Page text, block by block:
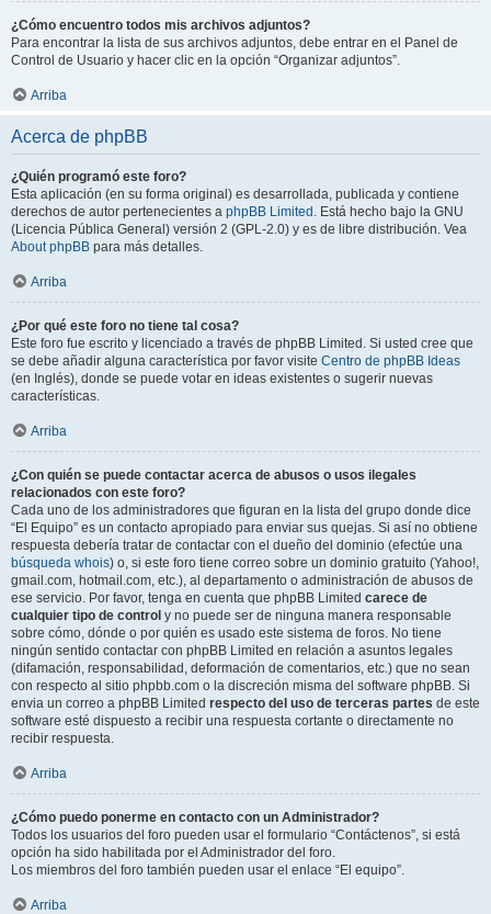
¿Cómo encuentro todos mis archivos adjuntos?
Para encontrar la lista de sus archivos adjuntos, debe entrar en el Panel de
Control de Usuario y hacer clic en la opción “Organizar adjuntos”.
Arriba
Acerca de phpBB
¿Quién programó este foro?
Esta aplicación (en su forma original) es desarrollada, publicada y contiene
derechos de autor pertenecientes a phpBB Limited . Está hecho bajo la GNU
(Licencia Pública General) versión 2 (GPL-2.0) y es de libre distribución. Vea
About phpBB para más detalles.
Arriba
¿Por qué este foro no tiene tal cosa?
Este foro fue escrito y licenciado a través de phpBB Limited. Si usted cree que
se debe añadir alguna característica por favor visite Centro de phpBB Ideas
(en Inglés), donde se puede votar en ideas existentes o sugerir nuevas
características.
Arriba
¿Con quién se puede contactar acerca de abusos o usos ilegales
relacionados con este foro?
Cada uno de los administradores que figuran en la lista del grupo donde dice
“El Equipo” es un contacto apropiado para enviar sus quejas. Si así no obtiene
respuesta debería tratar de contactar con el dueño del dominio (efectúe una
búsqueda whois) o, si este foro tiene correo sobre un dominio gratuito (Yahoo!,
gmail.com, hotmail.com, etc.), al departamento o administración de abusos de
ese servicio. Por favor, tenga en cuenta que phpBB Limited carece de
cualquier tipo de control y no puede ser de ninguna manera responsable
sobre cómo, dónde o por quién es usado este sistema de foros. No tiene
ningún sentido contactar con phpBB Limited en relación a asuntos legales
(difamación, responsabilidad, deformación de comentarios, etc.) que no sean
con respecto al sitio phpbb.com o la discreción misma del software phpBB. Si
envia un correo a phpBB Limited respecto del uso de terceras partes de este
software esté dispuesto a recibir una respuesta cortante o directamente no
recibir respuesta.
Arriba
¿Cómo puedo ponerme en contacto con un Administrador?
Todos los usuarios del foro pueden usar el formulario “Contáctenos”, si está
opción ha sido habilitada por el Administrador del foro.
Los miembros del foro también pueden usar el enlace “El equipo”.
Arriba